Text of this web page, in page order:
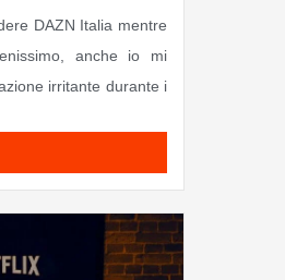
DAZN Italia mentre
anche io mi
irritante durante i